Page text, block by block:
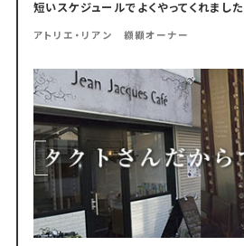
短いスケジュールでよくやってくれました
アトリエ・リアン 纐纈オーナー